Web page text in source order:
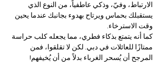
الارتباط، وفيّ، وذكي عاطفياً، من النوع الذي
يستقبلك بحماس ويرتاح بهدوء بجانبك عندما يحين
وقت الاسترخاء.
كما أنه يتمتع بذكاء فطري، مما يجعله كلب حراسة
ممتازًا للعائلات في دبي. لكن لا تقلقوا، فمن
المرجح أن يُسحر الغرباء بدلاً من أن يُخيفهم!